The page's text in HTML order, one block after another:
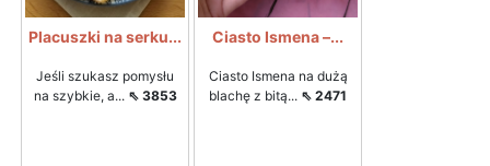
Placuszki na serku...
Jeśli szukasz pomysłu
na szybkie, a... ⇖ 3853
Ciasto Ismena –...
Ciasto Ismena na dużą
blachę z bitą... ⇖ 2471